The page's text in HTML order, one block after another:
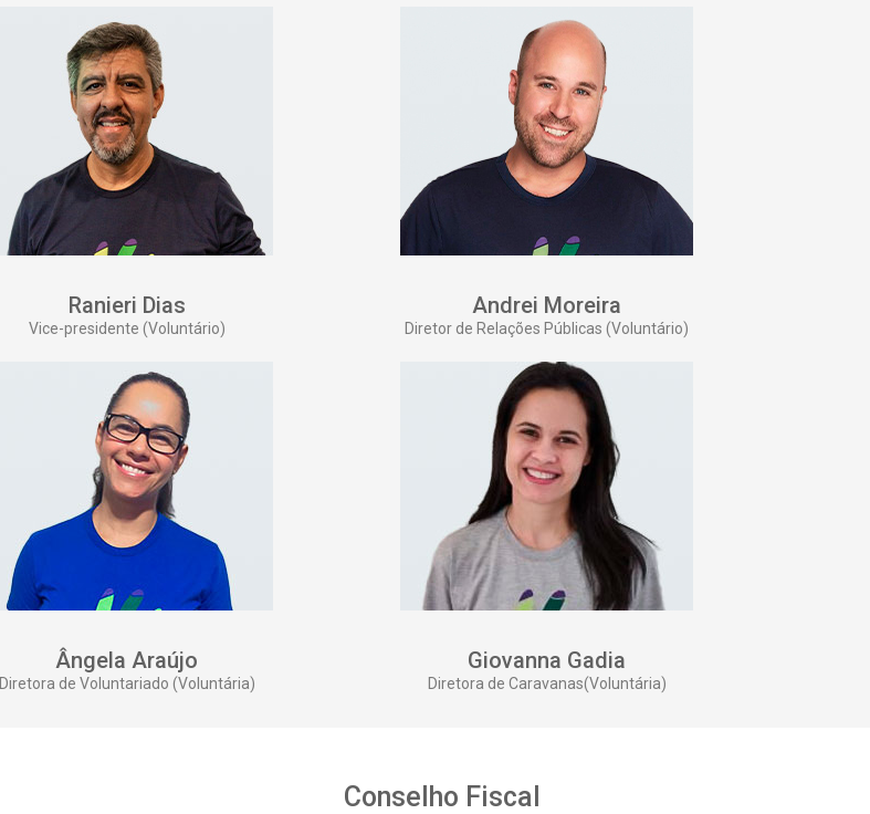
Ranieri Dias
Vice-presidente (Voluntário)
Ângela Araújo
Diretora de Voluntariado (Voluntária)
Andrei Moreira
Diretor de Relações Públicas (Voluntário)
Giovanna Gadia
Diretora de Caravanas(Voluntária)
Conselho Fiscal